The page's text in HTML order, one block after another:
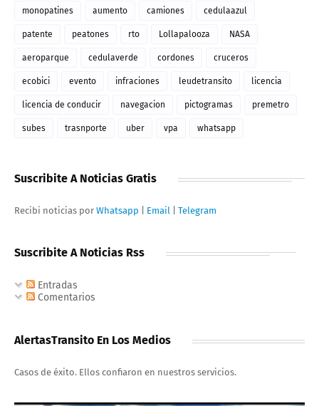
monopatines aumento camiones cedulaazul
patente peatones rto Lollapalooza NASA
aeroparque cedulaverde cordones cruceros
ecobici evento infraciones leudetransito licencia
licencia de conducir navegacion pictogramas premetro
subes trasnporte uber vpa whatsapp
Suscribite A Noticias Gratis
Recibi noticias por Whatsapp Email Telegram
Suscribite A Noticias Rss
Entradas
Comentarios
AlertasTransito En Los Medios
Casos de éxito. Ellos confiaron en nuestros servicios.